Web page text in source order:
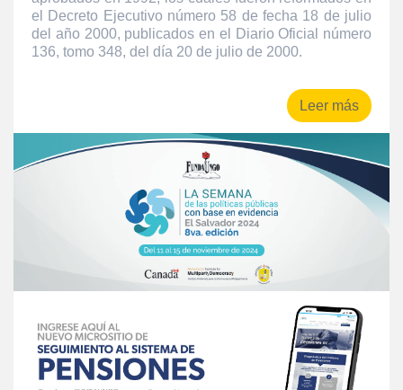
el Decreto Ejecutivo número 58 de fecha 18 de julio
del año 2000, publicados en el Diario Oficial número
136, tomo 348, del día 20 de julio de 2000.
Leer más